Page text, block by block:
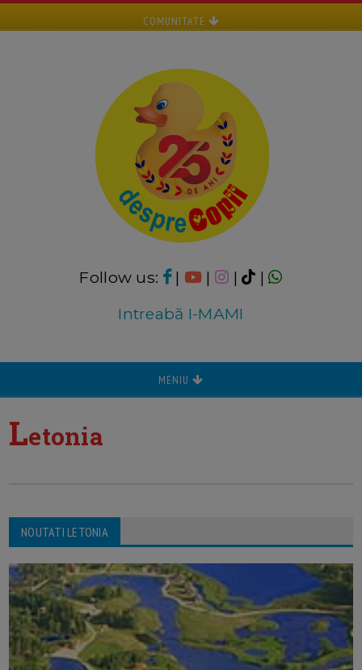
COMUNITATE
Follow us: | | |
|
Intreabă I-MAMI
MENIU
Letonia
NOUTATI LETONIA